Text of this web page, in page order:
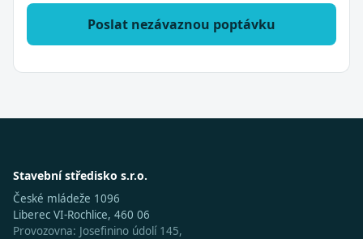
Poslat nezávaznou poptávku
Stavební středisko s.r.o.
České mládeže 1096
Liberec VI-Rochlice, 460 06
Provozovna: Josefinino údolí 145,